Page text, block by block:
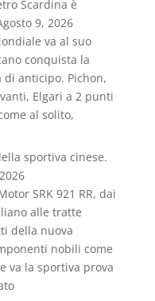
Scardina è
9, 2026
va al suo
conquista la
di anticipo. Pichon,
Elgari a 2 punti
al solito,
sportiva cinese.
SRK 921 RR, dai
alle tratte
della nuova
nobili come
va la sportiva prova